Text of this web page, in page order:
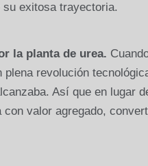
exitosa trayectoria.
la planta de urea.
plena revolución
Así que en lugar
con valor agregado,